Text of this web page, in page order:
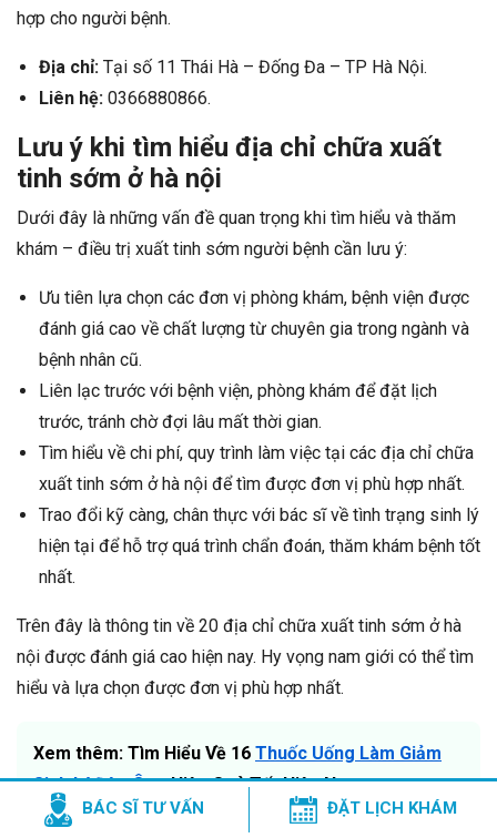
hợp cho người bệnh.
Địa chỉ: Tại số 11 Thái Hà – Đống Đa – TP Hà Nội.
Liên hệ: 0366880866.
Lưu ý khi tìm hiểu địa chỉ chữa xuất
tinh sớm ở hà nội
Dưới đây là những vấn đề quan trọng khi tìm hiểu và thăm
khám – điều trị xuất tinh sớm người bệnh cần lưu ý:
Ưu tiên lựa chọn các đơn vị phòng khám, bệnh viện được
đánh giá cao về chất lượng từ chuyên gia trong ngành và
bệnh nhân cũ.
Liên lạc trước với bệnh viện, phòng khám để đặt lịch
trước, tránh chờ đợi lâu mất thời gian.
Tìm hiểu về chi phí, quy trình làm việc tại các địa chỉ chữa
xuất tinh sớm ở hà nội để tìm được đơn vị phù hợp nhất.
Trao đổi kỹ càng, chân thực với bác sĩ về tình trạng sinh lý
hiện tại để hỗ trợ quá trình chẩn đoán, thăm khám bệnh tốt
nhất.
Trên đây là thông tin về 20 địa chỉ chữa xuất tinh sớm ở hà
nội được đánh giá cao hiện nay. Hy vọng nam giới có thể tìm
hiểu và lựa chọn được đơn vị phù hợp nhất.
Xem thêm: Tìm Hiểu Về 16 Thuốc Uống Làm Giảm
Sinh Lý Đàn ÔngHiệu Quả Tốt Hiện Nay
BÁC SĨ TƯ VẤN ĐẶT LỊCH KHÁM